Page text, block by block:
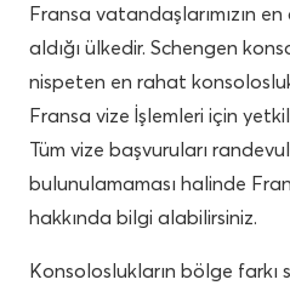
Fransa vatandaşlarımızın
aldığı ülkedir. Schengen
nispeten en rahat
Fransa vize İşlemleri için
Tüm vize başvuruları
bulunulamaması halinde
hakkında bilgi alabilirsiniz.
Konsoloslukların bölge farkı